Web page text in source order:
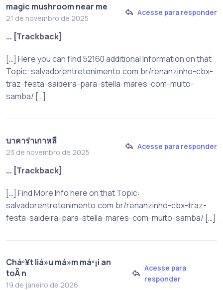
magic mushroom near me
21 de novembro de 2025
Acesse para responder
… [Trackback]
[…] Here you can find 52160 additional Information on that
Topic: salvadorentretenimento.com.br/renanzinho-cbx-
traz-festa-saideira-para-stella-mares-com-muito-
samba/ […]
บาคาร่าเกาหลี
23 de novembro de 2025
Acesse para responder
… [Trackback]
[…] Find More Info here on that Topic:
salvadorentretenimento.com.br/renanzinho-cbx-traz-
festa-saideira-para-stella-mares-com-muito-samba/ […]
Cháº¥t liá»u má»m máº¡i an
toÃ n
19 de janeiro de 2026
Acesse para
responder